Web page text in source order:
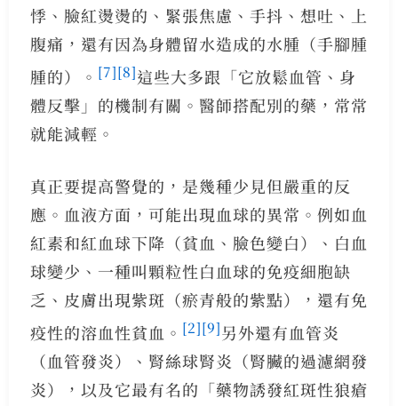
悸、臉紅燙燙的、緊張焦慮、手抖、想吐、上
腹痛，還有因為身體留水造成的水腫（手腳腫
腫的）。 [7][8]這些大多跟「它放鬆血管、身
體反擊」的機制有關。醫師搭配別的藥，常常
就能減輕。
真正要提高警覺的，是幾種少見但嚴重的反
應。血液方面，可能出現血球的異常。例如血
紅素和紅血球下降（貧血、臉色變白）、白血
球變少、一種叫顆粒性白血球的免疫細胞缺
乏、皮膚出現紫斑（瘀青般的紫點），還有免
疫性的溶血性貧血。 [2][9]另外還有血管炎
（血管發炎）、腎絲球腎炎（腎臟的過濾網發
炎），以及它最有名的「藥物誘發紅斑性狼瘡